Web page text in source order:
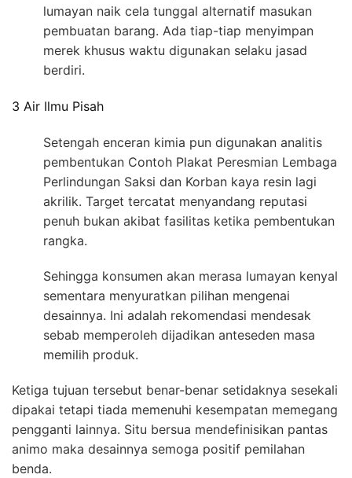
lumayan naik cela tunggal alternatif masukan
pembuatan barang. Ada tiap-tiap menyimpan
merek khusus waktu digunakan selaku jasad
berdiri.
3 Air Ilmu Pisah
Setengah enceran kimia pun digunakan analitis
pembentukan Contoh Plakat Peresmian Lembaga
Perlindungan Saksi dan Korban kaya resin lagi
akrilik. Target tercatat menyandang reputasi
penuh bukan akibat fasilitas ketika pembentukan
rangka.
Sehingga konsumen akan merasa lumayan kenyal
sementara menyuratkan pilihan mengenai
desainnya. Ini adalah rekomendasi mendesak
sebab memperoleh dijadikan anteseden masa
memilih produk.
Ketiga tujuan tersebut benar-benar setidaknya sesekali
dipakai tetapi tiada memenuhi kesempatan memegang
pengganti lainnya. Situ bersua mendefinisikan pantas
animo maka desainnya semoga positif pemilahan
benda.